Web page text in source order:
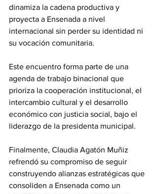
dinamiza la cadena productiva y
proyecta a Ensenada a nivel
internacional sin perder su identidad ni
su vocación comunitaria.
Este encuentro forma parte de una
agenda de trabajo binacional que
prioriza la cooperación institucional, el
intercambio cultural y el desarrollo
económico con justicia social, bajo el
liderazgo de la presidenta municipal.
Finalmente, Claudia Agatón Muñiz
refrendó su compromiso de seguir
construyendo alianzas estratégicas que
consoliden a Ensenada como un